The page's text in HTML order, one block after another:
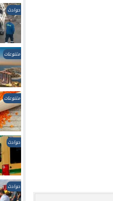
حوادث
متنوعات
متنوعات
حوادث
حوادث